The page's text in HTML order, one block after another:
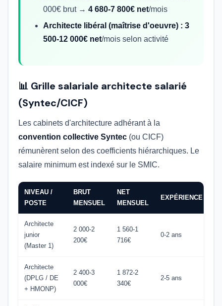
000€ brut → 4 680-7 800€ net/mois
Architecte libéral (maîtrise d'oeuvre) : 3
500-12 000€ net/mois selon activité
📊 Grille salariale architecte salarié
(Syntec/CICF)
Les cabinets d'architecture adhérant à la
convention collective Syntec (ou CICF)
rémunèrent selon des coefficients hiérarchiques. Le
salaire minimum est indexé sur le SMIC.
NIVEAU /
POSTE
BRUT
MENSUEL
NET
MENSUEL
EXPÉRIENCE
Architecte
junior
(Master 1)
2 000-2
200€
1 560-1
716€
0-2 ans
Architecte
(DPLG / DE
+ HMONP)
2 400-3
000€
1 872-2
340€
2-5 ans